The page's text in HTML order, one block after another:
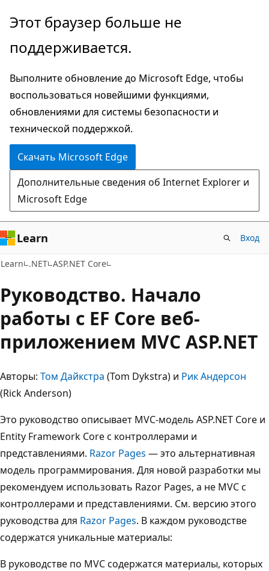
Пропустить
перейти
основному
содержимому
Этот браузер больше не
поддерживается.
Выполните обновление до Microsoft Edge, чтобы
воспользоваться новейшими функциями,
обновлениями для системы безопасности и
технической поддержкой.
Скачать Microsoft Edge
Дополнительные сведения об Internet Explorer и
Microsoft Edge
Learn Вход
Learn .NET ASP.NET Core
Руководство. Начало
работы с EF Core веб-
приложением MVC ASP.NET
Авторы: Том Дайкстра (Tom Dykstra) и Рик Андерсон
(Rick Anderson)
Это руководство описывает MVC-модель ASP.NET Core и
Entity Framework Core с контроллерами и
представлениями. Razor Pages — это альтернативная
модель программирования. Для новой разработки мы
рекомендуем использовать Razor Pages, а не MVC с
контроллерами и представлениями. См. версию этого
руководства для Razor Pages. В каждом руководстве
содержатся уникальные материалы:
В руководстве по MVC содержатся материалы, которых